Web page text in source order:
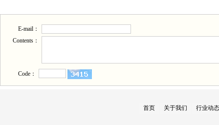
E-mail：
Contents：
Code：
首页 关于我们 行业动态